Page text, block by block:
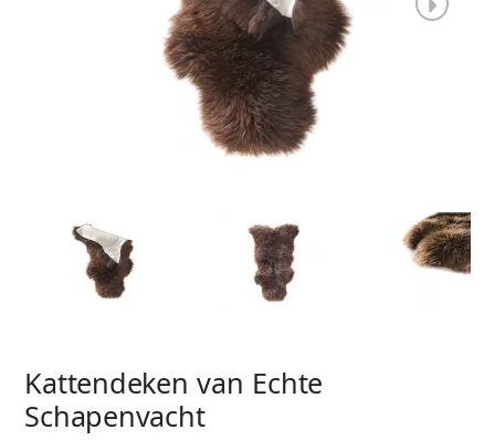
Kattendeken van Echte
Schapenvacht